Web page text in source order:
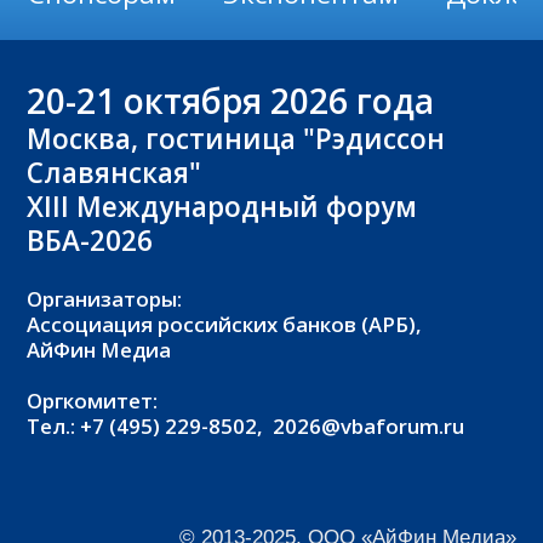
20-21 октября 2026 года
Москва, гостиница "Рэдиссон
Славянская"
XIII Международный форум
ВБА-2026
Организаторы:
Ассоциация российских банков (АРБ),
АйФин Медиа
Оргкомитет:
Тел.: +7 (495) 229-8502, 2026@vbaforum.ru
© 2013-2025, ООО «АйФин Медиа»